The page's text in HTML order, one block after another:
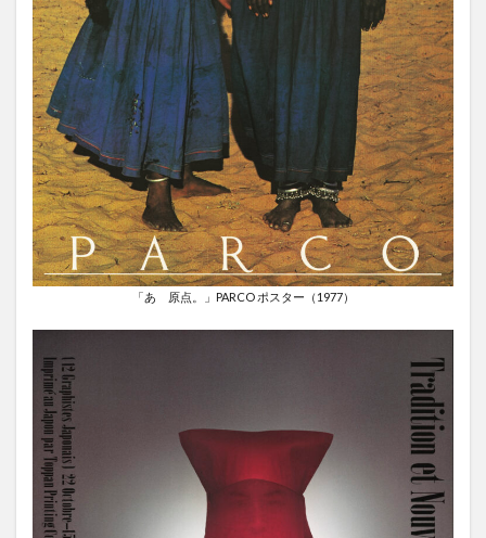
「あゝ原点。」PARCO ポスター（1977）